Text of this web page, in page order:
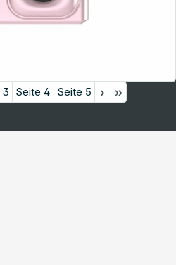
3 Seite 4 Seite 5